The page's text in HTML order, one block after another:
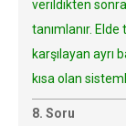
verildikten
tanımlanır.
karşılayan ayrı
kısa olan
8. Soru